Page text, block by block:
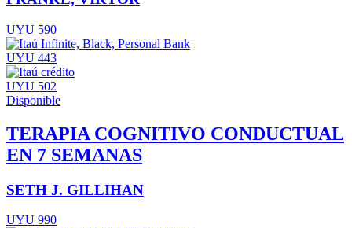
UYU 590
UYU 443
UYU 502
Disponible
TERAPIA COGNITIVO CONDUCTUAL
EN 7 SEMANAS
SETH J. GILLIHAN
UYU 990